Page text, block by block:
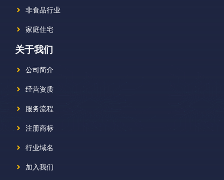
非食品行业
家庭住宅
关于我们
公司简介
经营资质
服务流程
注册商标
行业域名
加入我们